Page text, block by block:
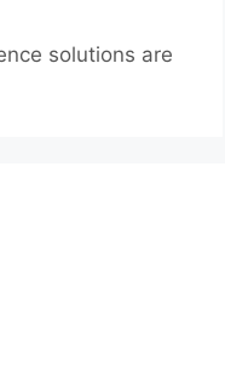
solutions are